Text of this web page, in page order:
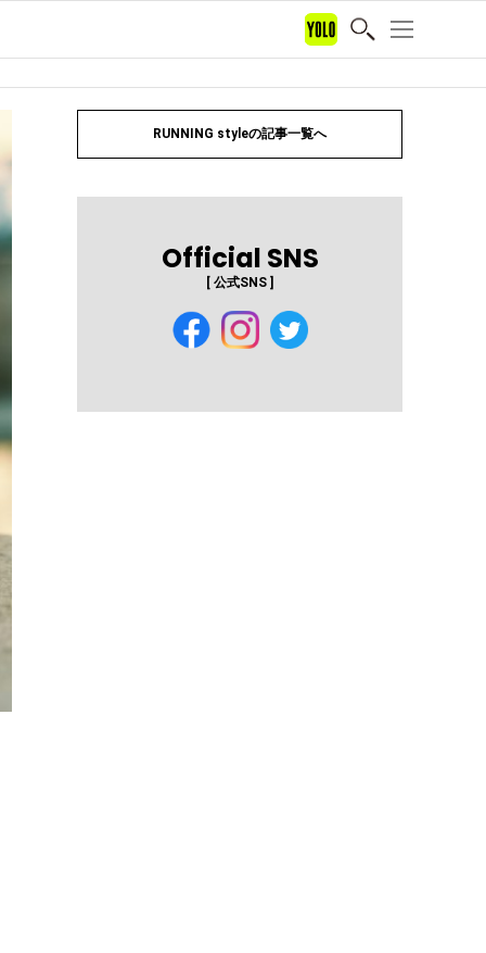
RUNNING styleの記事一覧へ
Official SNS
[ 公式SNS ]